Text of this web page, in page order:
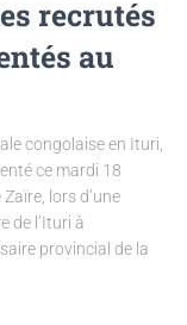
recrutés
au
congolaise en Ituri,
ce mardi 18
lors d’une
de l’Ituri à
provincial de la